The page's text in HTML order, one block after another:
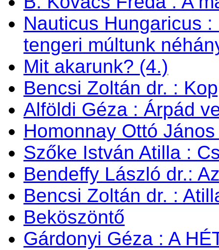
Nauticus Hungaricus
tengeri múltunk
Mit akarunk? (4.)
Bencsi Zoltán dr. :
Alföldi Géza : Árpád
Homonnay Ottó
Szőke István Atilla :
Bendeffy László dr.:
Bencsi Zoltán dr. :
Beköszöntő
Gárdonyi Géza : A